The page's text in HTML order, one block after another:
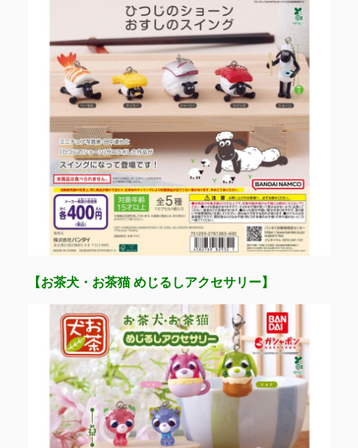
【お茶犬・お茶猫 めじるしアクセサリー】